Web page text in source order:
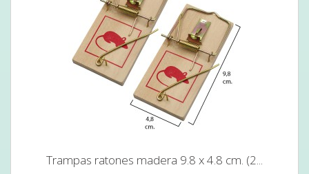
Trampas ratones madera 9.8 x 4.8 cm. (2...